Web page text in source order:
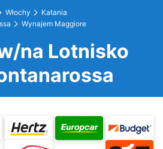
Włochy
Katania
Wynajem Maggiore
na Lotnisko